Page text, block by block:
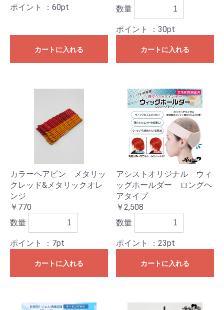
ポイント ：60pt
カートに入れる
数量
ポイント ：30pt
カートに入れる
カラーヘアピン メタリッ
クレッド&メタリックオレ
ンジ
￥770
数量
ポイント ：7pt
カートに入れる
アシストオリジナル ウィ
ッグホールダー ロングヘ
アタイプ
￥2,508
数量
ポイント ：23pt
カートに入れる